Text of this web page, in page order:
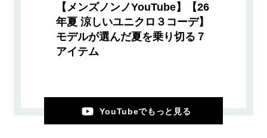
【メンズノンノYouTube】【26
年夏 涼しいユニクロ３コーデ】
モデルが選んだ夏を乗り切る７
アイテム
YouTubeでもっと見る